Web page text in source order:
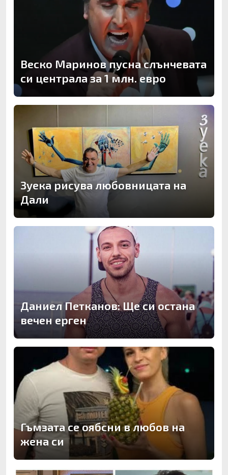
Веско Маринов пусна слънчевата
си централа за 1 млн. евро
Зуека рисува любовницата на
Дали
Даниел Петканов: Ще си остана
вечен ерген
Гъмзата се оябсни в любов на
жена си